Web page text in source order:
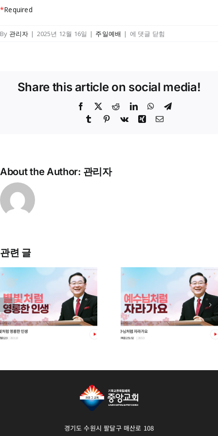
*Required
By 관리자 | 2025년 12월 16일 | 주일예배 | 주
에 댓글 닫힘
Share this article on social media!
Facebook RedditLinkedInWhatsAppTelegram
TumblrPinterest
Vk Xing 이
About the Author: 관리자
관련 글
주일예배-26.5.03 주일예배-
경기도 수원시 팔달구 매산로 108